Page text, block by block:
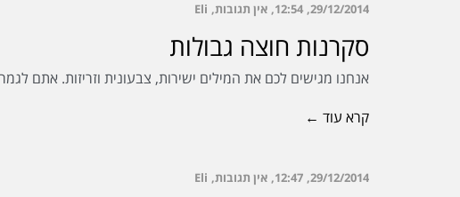
29/12/2014
12:54 אין תגובות Eli
סקרנות חוצה גבולות
אנחנו מגישים לכם את המילים ישירות, צבעונית וזריזות. אתם
קרא עוד ←
29/12/2014
12:47 אין תגובות Eli